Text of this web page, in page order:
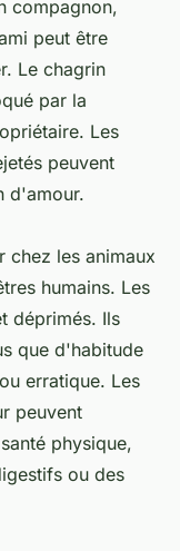
compagnon,
peut être
Le chagrin
par la
Les
peuvent
d'amour.
chez les animaux
humains. Les
déprimés. Ils
que d'habitude
erratique. Les
peuvent
physique,
ou des